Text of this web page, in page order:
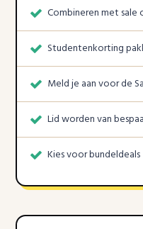
Combineren met sale
Studentenkorting
Meld je aan voor de
Lid worden van
Kies voor bundeldeals